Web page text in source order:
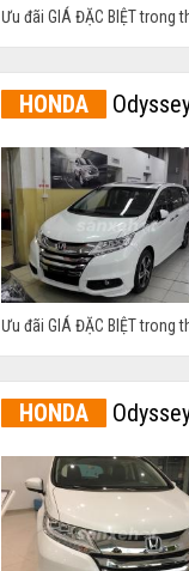
Ưu đãi GIÁ ĐẶC BIỆT trong
HONDA
Ưu đãi GIÁ ĐẶC BIỆT trong
HONDA